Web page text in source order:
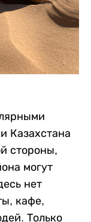
Казахстана
стороны,
могут
нет
кафе,
Только